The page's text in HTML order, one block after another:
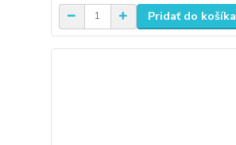
Pridať do košíka